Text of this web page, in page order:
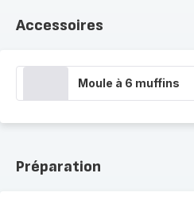
Accessoires
Moule à 6 muffins
Préparation